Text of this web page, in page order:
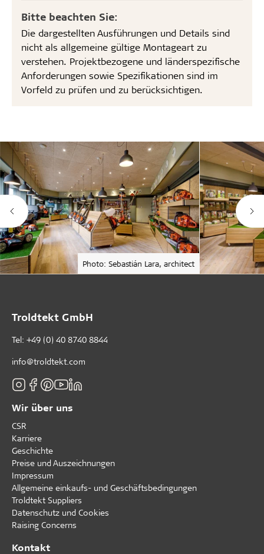
Bitte beachten Sie:
Die dargestellten Ausführungen und Details sind
nicht als allgemeine gültige Montageart zu
verstehen. Projektbezogene und länderspezifische
Anforderungen sowie Spezifikationen sind im
Vorfeld zu prüfen und zu berücksichtigen.
Photo: Sebastián Lara, architect
Troldtekt GmbH
Tel: +49 (0) 40 8740 8844
info@troldtekt.com
Wir über uns
CSR
Karriere
Geschichte
Preise und Auszeichnungen
Impressum
Allgemeine einkaufs- und Geschäftsbedingungen
Troldtekt Suppliers
Datenschutz und Cookies
Raising Concerns
Kontakt